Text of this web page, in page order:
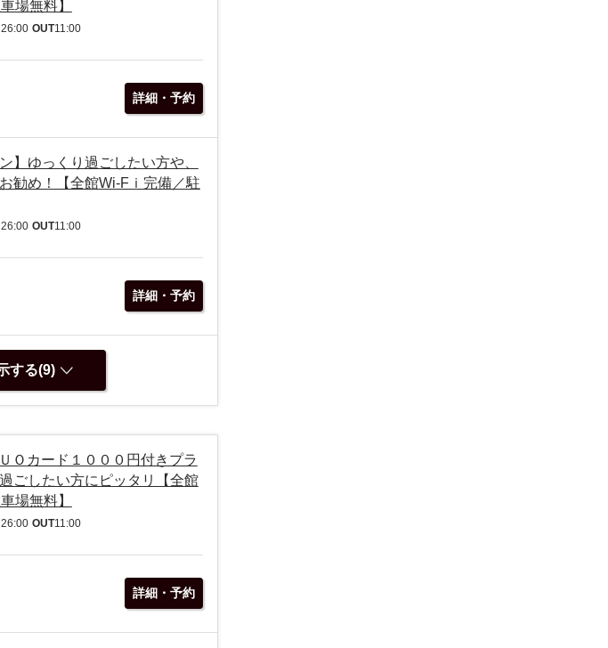
場無料】
26:00 OUT11:00
詳細・予約
】ゆっくり過ごしたい方や、
勧め！【全館Wi-Fｉ完備／駐
26:00 OUT11:00
詳細・予約
する(9)
Ｏカード１０００円付きプラ
ごしたい方にピッタリ【全館
場無料】
26:00 OUT11:00
詳細・予約